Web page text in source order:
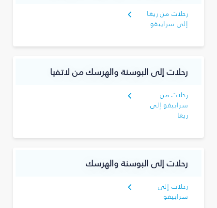
رحلات من ريغا
إلى سراييفو
رحلات إلى البوسنة والهرسك من لاتفيا
رحلات من
سراييفو إلى
ريغا
رحلات إلى البوسنة والهرسك
رحلات إلى
سراييفو